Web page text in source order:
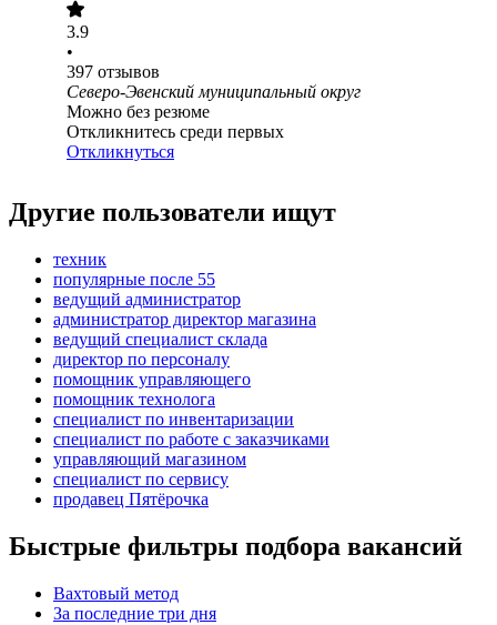
3.9
•
397 отзывов
Северо-Эвенский муниципальный округ
Можно без резюме
Откликнитесь среди первых
Откликнуться
Другие пользователи ищут
техник
популярные после 55
ведущий администратор
администратор директор магазина
ведущий специалист склада
директор по персоналу
помощник управляющего
помощник технолога
специалист по инвентаризации
специалист по работе с заказчиками
управляющий магазином
специалист по сервису
продавец Пятёрочка
Быстрые фильтры подбора вакансий
Вахтовый метод
За последние три дня